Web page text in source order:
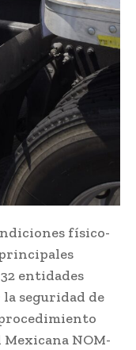
físico-
principales
entidades
seguridad de
NOM-